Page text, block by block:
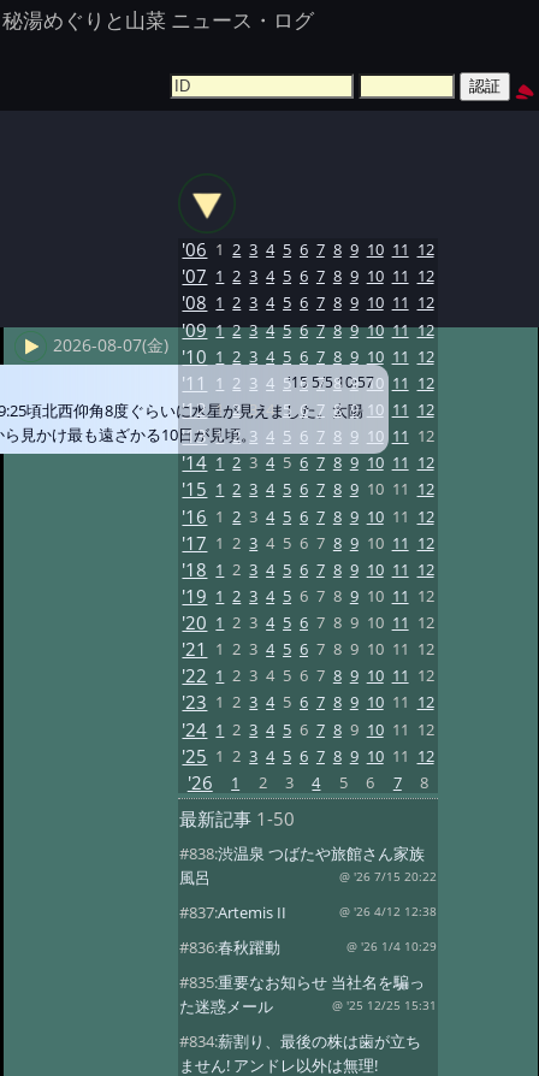
秘湯めぐりと山菜 ニュース・ログ
2026-08-07(金)
'15 5/5 10:57
頃北西仰角8度ぐらいに水星が見えました。太陽
ら見かけ最も遠ざかる10日が見頃。
'06 1 2 3 4 5 6 7 8 9 10 11 12
'07 1 2 3 4 5 6 7 8 9 10 11 12
'08 1 2 3 4 5 6 7 8 9 10 11 12
'09 1 2 3 4 5 6 7 8 9 10 11 12
'10 1 2 3 4 5 6 7 8 9 10 11 12
'11 1 2 3 4 5 6 7 8 9 10 11 12
'12 1 2 3 4 5 6 7 8 9 10 11 12
'13 1 2 3 4 5 6 7 8 9 10 11 12
'14 1 2 3 4 5 6 7 8 9 10 11 12
'15 1 2 3 4 5 6 7 8 9 10 11 12
'16 1 2 3 4 5 6 7 8 9 10 11 12
'17 1 2 3 4 5 6 7 8 9 10 11 12
'18 1 2 3 4 5 6 7 8 9 10 11 12
'19 1 2 3 4 5 6 7 8 9 10 11 12
'20 1 2 3 4 5 6 7 8 9 10 11 12
'21 1 2 3 4 5 6 7 8 9 10 11 12
'22 1 2 3 4 5 6 7 8 9 10 11 12
'23 1 2 3 4 5 6 7 8 9 10 11 12
'24 1 2 3 4 5 6 7 8 9 10 11 12
'25 1 2 3 4 5 6 7 8 9 10 11 12
'26 1 2 3 4 5 6 7 8
最新記事 1-50
#838:渋温泉 つばたや旅館さん家族
風呂
@ '26 7/15 20:22
#837:Artemis II @ '26 4/12 12:38
#836:春秋躍動 @ '26 1/4 10:29
#835:重要なお知らせ 当社名を騙っ
た迷惑メール
@ '25 12/25 15:31
#834:薪割り、最後の株は歯が立ち
ません! アンドレ以外は無理!